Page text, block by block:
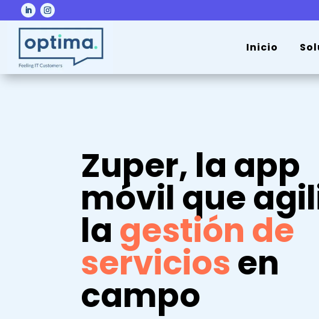
Inicio
Zuper, la app
móvil que
la gestión de
serviciosen
campo